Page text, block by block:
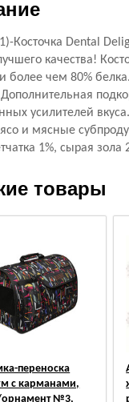
Косточка Dental
качества!
более чем 80%
усилителей
и мясные
1%, сырая зола
товары
переноска
с карманами,
орнамент №3,